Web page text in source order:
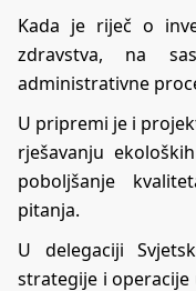
Kada je riječ o
zdravstva, na
administrativne
U pripremi je i
rješavanju
poboljšanje
pitanja.
U delegaciji
strategije i operacije